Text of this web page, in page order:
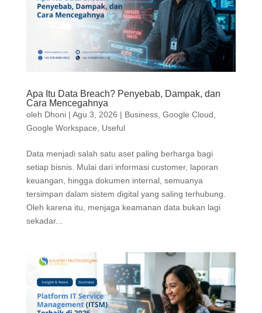
Apa Itu Data Breach? Penyebab, Dampak, dan
Cara Mencegahnya
oleh Dhoni| Agu 3, 2026 | Business, Google Cloud
Google Workspace
Useful
Data menjadi salah satu aset paling berharga bagi
setiap bisnis. Mulai dari informasi customer, laporan
keuangan, hingga dokumen internal, semuanya
tersimpan dalam sistem digital yang saling terhubung.
Oleh karena itu, menjaga keamanan data bukan lagi
sekadar...